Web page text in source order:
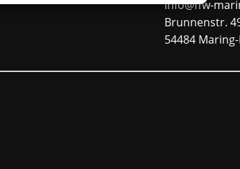
info@ffw-
Brunnenstr.
54484